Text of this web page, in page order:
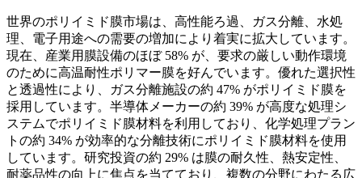
世界のポリイミド膜市場は、高性能ろ過、ガス分離、水処
理、電子用途への需要の増加により着実に拡大しています。
現在、産業用膜設備のほぼ 58% が、要求の厳しい動作環境
のために高温耐性ポリマー膜を好んでいます。優れた選択性
と透過性により、ガス分離施設の約 47% がポリイミド膜を
採用しています。半導体メーカーの約 39% が高度な処理シ
ステムでポリイミド膜材料を利用しており、化学処理プラン
トの約 34% が効率的な分離技術にポリイミド膜材料を使用
しています。研究投資の約 29% は膜の耐久性、熱安定性、
耐薬品性の向上に焦点を当てており、複数の分野にわたる広